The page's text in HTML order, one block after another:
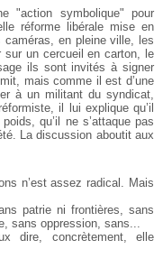
"action symbolique" pour
réforme libérale mise en
caméras, en pleine ville, les
sur un cercueil en carton, le
ils sont invités à signer
mais comme il est d’une
à un militant du syndicat,
il lui explique qu’il
qu’il ne s’attaque pas
La discussion aboutit aux
n’est assez radical. Mais
patrie ni frontières, sans
sans oppression, sans...
dire, concrètement, elle